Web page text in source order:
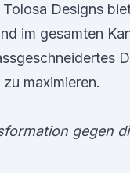
Designs
im gesamten
maximieren.
gegen